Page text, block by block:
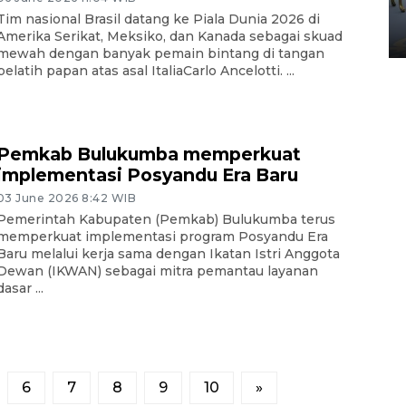
nasional Brasil datang ke Piala Dunia 2026 di
Serikat, Meksiko, dan Kanada sebagai skuad
dengan banyak pemain bintang di tangan
papan atas asal ItaliaCarlo Ancelotti. ...
Bulukumba memperkuat
Posyandu Era Baru
June 2026 8:42 WIB
Kabupaten (Pemkab) Bulukumba terus
implementasi program Posyandu Era
melalui kerja sama dengan Ikatan Istri Anggota
(IKWAN) sebagai mitra pemantau layanan
...
6 7 8 9 10 »
Yogyakarta
02 April 2026 12:51 WIB